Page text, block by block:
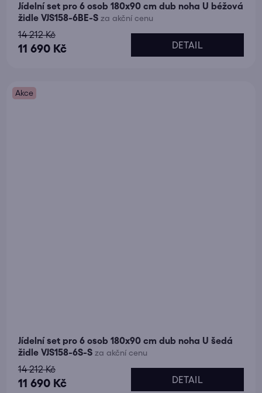
Jídelní set pro 6 osob 180x90 cm dub noha U béžová
židle VJS158-6BE-S za akční cenu
11 690 Kč
14 212 Kč
DETAIL
Akce
Jídelní set pro 6 osob 180x90 cm dub noha U šedá
židle VJS158-6S-S za akční cenu
11 690 Kč
14 212 Kč
DETAIL